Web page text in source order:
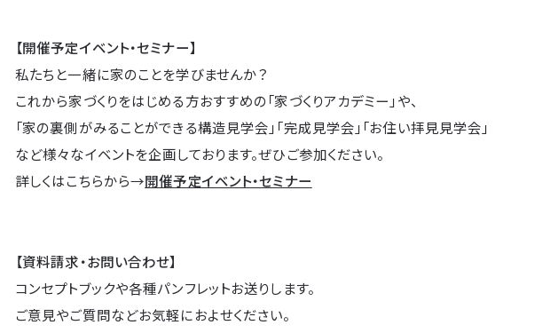
【開催予定イベント・セミナー】
私たちと一緒に家のことを学びませんか？
これから家づくりをはじめる方おすすめの「家づくりアカデミー」や、
「家の裏側がみることができる構造見学会」「完成見学会」「お住い拝見見学会」
など様々なイベントを企画しております。ぜひご参加ください。
詳しくはこちらから→開催予定イベント・セミナー
【資料請求・お問い合わせ】
コンセプトブックや各種パンフレットお送りします。
ご意見やご質問などお気軽におよせください。